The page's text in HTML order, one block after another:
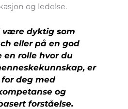
og ledelse.
være dyktig som
eller på en god
en rolle hvor du
er
deg med
og
forståelse.